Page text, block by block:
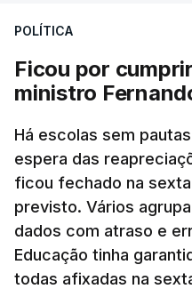
POLÍTICA
Ficou por
ministro
Há escolas sem
espera das
ficou fechado na
previsto. Vários
dados com atraso e
Educação tinha
todas afixadas na